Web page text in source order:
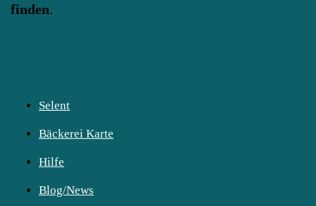
finden.
Selent
Bäckerei Karte
Hilfe
Blog/News